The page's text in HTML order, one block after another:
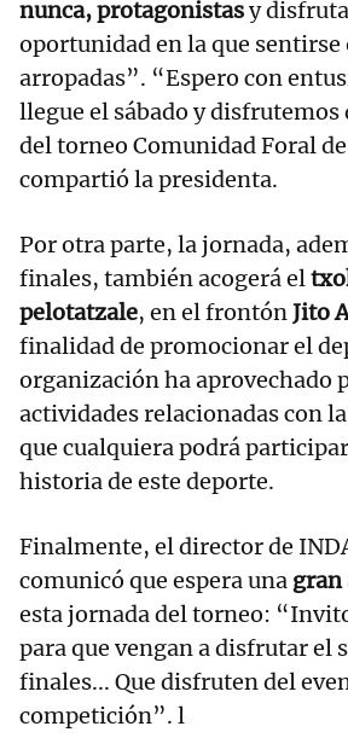
nunca, protagonistasy
oportunidad en la que sentirse
arropadas”. “Espero con
llegue el sábado y disfrutemos
del torneo Comunidad Foral
compartió la presidenta.
Por otra parte, la jornada,
finales, también acogerá el
pelotatzale, en el frontónJito
finalidad de promocionar el
organización ha aprovechado
actividades relacionadas con
que cualquiera podrá
historia de este deporte.
Finalmente, el director de
comunicó que espera una gran
esta jornada del torneo:
para que vengan a disfrutar el
finales... Que disfruten del
competición”. l